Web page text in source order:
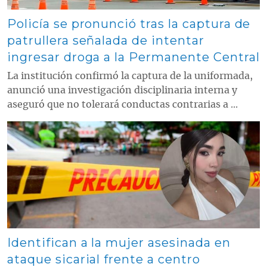
Policía se pronunció tras la captura de
patrullera señalada de intentar
ingresar droga a la Permanente Central
La institución confirmó la captura de la uniformada,
anunció una investigación disciplinaria interna y
aseguró que no tolerará conductas contrarias a ...
Contenido multimedia principal
Identifican a la mujer asesinada en
ataque sicarial frente a centro